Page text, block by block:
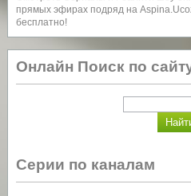
прямых эфирах подряд на
бесплатно!
Онлайн Поиск по
Серии по каналам